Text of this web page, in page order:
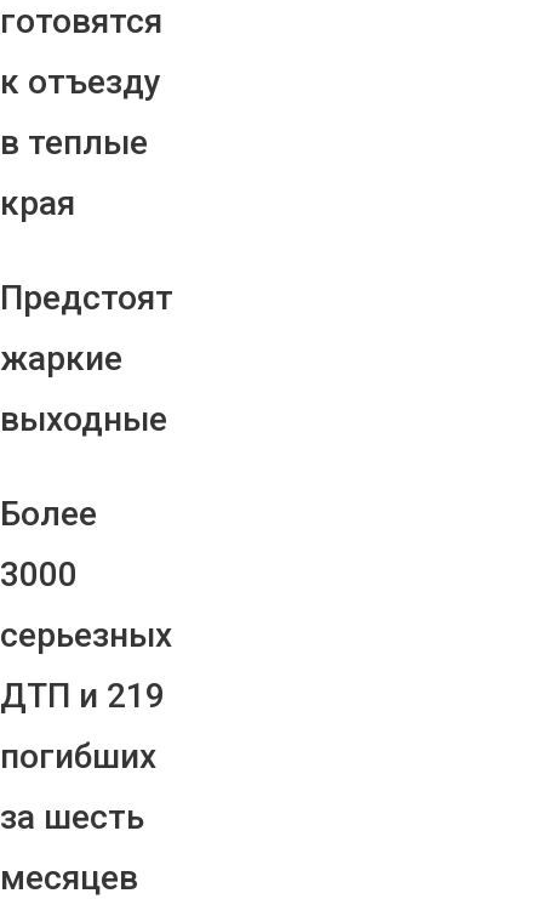
готовятся
к отъезду
в теплые
края
Предстоят
жаркие
выходные
Более
3000
серьезных
ДТП и 219
погибших
за шесть
месяцев